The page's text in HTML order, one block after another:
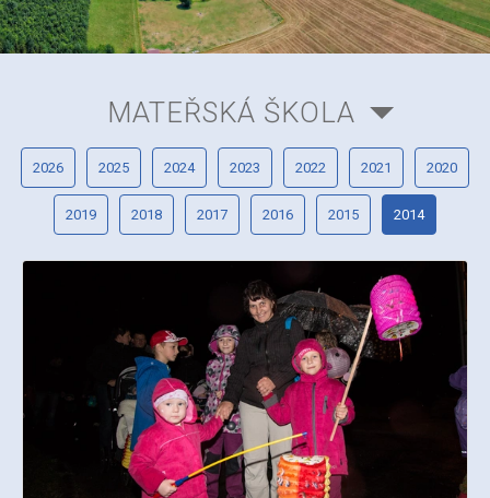
MATEŘSKÁ ŠKOLA
2026 2025 2024 2023 2022 2021 2020
2019 2018 2017 2016 2015 2014